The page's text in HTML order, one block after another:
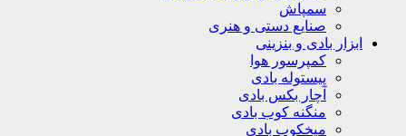
سمپاش
صنایع دستی و هنری
ابزار بادی و بنزینی
کمپرسور هوا
پیستوله بادی
آچار بکس بادی
منگنه کوب بادی
میخکوب بادی